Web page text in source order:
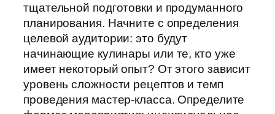
тщательной подготовки и продуманного
планирования. Начните с определения
целевой аудитории: это будут
начинающие кулинары или те, кто уже
имеет некоторый опыт? От этого зависит
уровень сложности рецептов и темп
проведения мастер-класса. Определите